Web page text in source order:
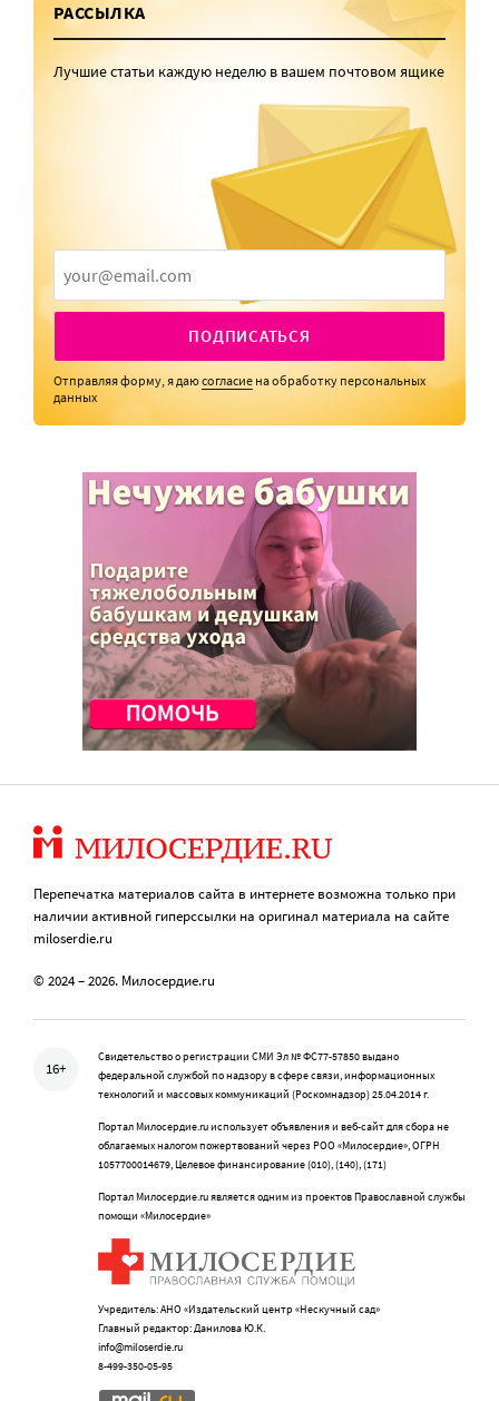
РАССЫЛКА
Лучшие статьи каждую неделю в вашем почтовом ящике
ПОДПИСАТЬСЯ
Отправляя форму, я даюсогласие на обработку персональных
данных
Перепечатка материалов сайта в интернете возможна только при
наличии активной гиперссылки на оригинал материала на сайте
miloserdie.ru
© 2024 – 2026. Милосердие.ru
16+
Свидетельство о регистрации СМИ Эл № ФС77-57850 выдано
федеральной службой по надзору в сфере связи, информационных
технологий и массовых коммуникаций (Роскомнадзор) 25.04.2014 г.
Портал Милосердие.ru использует объявления и веб-сайт для сбора не
облагаемых налогом пожертвований через РОО «Милосердие», ОГРН
1057700014679, Целевое финансирование (010), (140), (171)
Портал Милосердие.ru является одним из проектов Православной службы
помощи «Милосердие»
Учредитель: АНО «Издательский центр «Нескучный сад»
Главный редактор: Данилова Ю.К.
info@miloserdie.ru
8-499-350-05-95